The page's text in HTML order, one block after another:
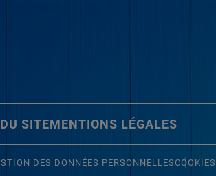
SITEMENTIONS LÉGALES
DES DONNÉES PERSONNELLESCOOKIES